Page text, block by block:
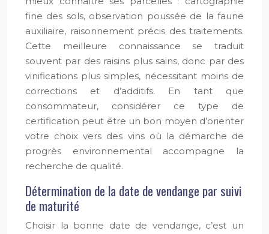
fine des sols, observation poussée de la faune
auxiliaire, raisonnement précis des traitements.
Cette meilleure connaissance se traduit
souvent par des raisins plus sains, donc par des
vinifications plus simples, nécessitant moins de
corrections et d’additifs. En tant que
consommateur, considérer ce type de
certification peut être un bon moyen d’orienter
votre choix vers des vins où la démarche de
progrès environnemental accompagne la
recherche de qualité.
Détermination de la date de vendange par suivi
de maturité
Choisir la bonne date de vendange, c’est un